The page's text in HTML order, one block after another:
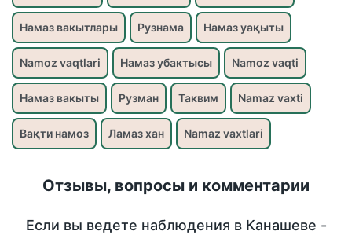
Намаз вакытлары Рузнама Намаз уақыты
Namoz vaqtlari Намаз убактысы Namoz vaqti
Намаз вакыты Рузман Таквим Namaz vaxti
Вақти намоз Ламаз хан Namaz vaxtlari
Отзывы, вопросы и комментарии
Если вы ведете наблюдения в Канашеве -